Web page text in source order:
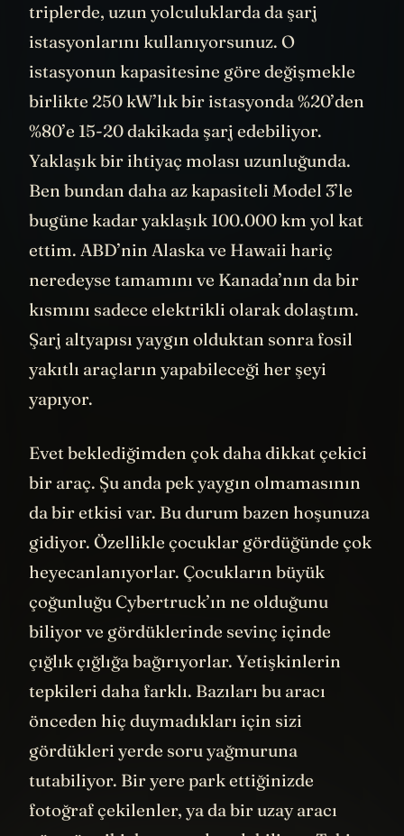
triplerde, uzun yolculuklarda da şarj
istasyonlarını kullanıyorsunuz. O
istasyonun kapasitesine göre değişmekle
birlikte 250 kW’lık bir istasyonda %20’den
%80’e 15-20 dakikada şarj edebiliyor.
Yaklaşık bir ihtiyaç molası uzunluğunda.
Ben bundan daha az kapasiteli Model 3’le
bugüne kadar yaklaşık 100.000 km yol kat
ettim. ABD’nin Alaska ve Hawaii hariç
neredeyse tamamını ve Kanada’nın da bir
kısmını sadece elektrikli olarak dolaştım.
Şarj altyapısı yaygın olduktan sonra fosil
yakıtlı araçların yapabileceği her şeyi
yapıyor.
Evet beklediğimden çok daha dikkat çekici
bir araç. Şu anda pek yaygın olmamasının
da bir etkisi var. Bu durum bazen hoşunuza
gidiyor. Özellikle çocuklar gördüğünde çok
heyecanlanıyorlar. Çocukların büyük
çoğunluğu Cybertruck’ın ne olduğunu
biliyor ve gördüklerinde sevinç içinde
çığlık çığlığa bağırıyorlar. Yetişkinlerin
tepkileri daha farklı. Bazıları bu aracı
önceden hiç duymadıkları için sizi
gördükleri yerde soru yağmuruna
tutabiliyor. Bir yere park ettiğinizde
fotoğraf çekilenler, ya da bir uzay aracı